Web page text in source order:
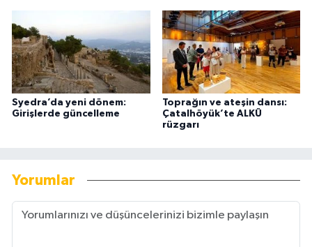
Syedra’da yeni dönem:
Girişlerde güncelleme
Toprağın ve ateşin dansı:
Çatalhöyük’te ALKÜ
rüzgarı
Yorumlar